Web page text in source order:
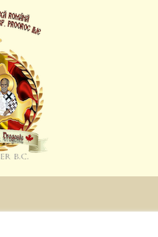
Nicolae si
Church